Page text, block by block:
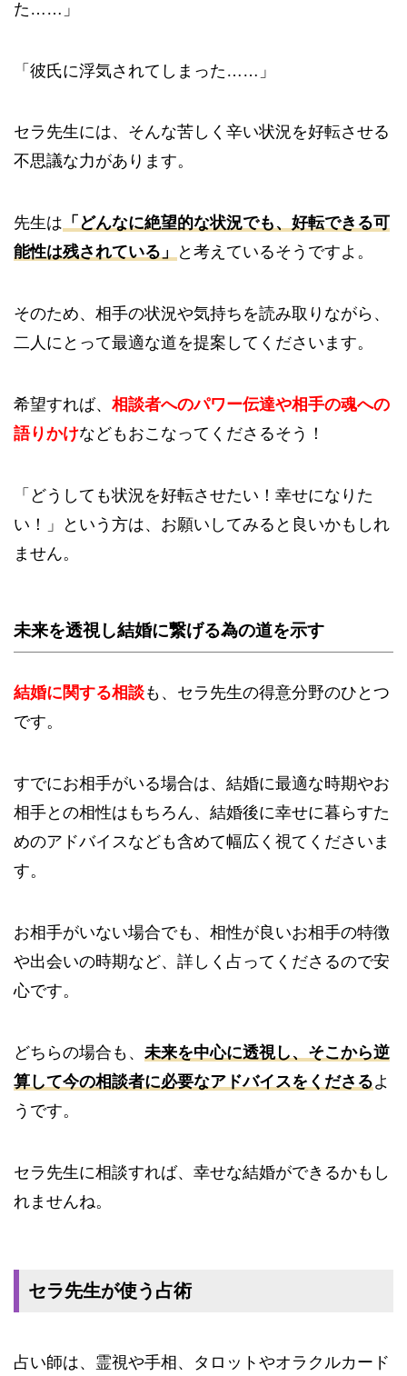
た……」
「彼氏に浮気されてしまった……」
セラ先生には、そんな苦しく辛い状況を好転させる
不思議な力があります。
先生は 「どんなに絶望的な状況でも、好転できる可
能性は残されている」
と考えているそうですよ。
そのため、相手の状況や気持ちを読み取りながら、
二人にとって最適な道を提案してくださいます。
希望すれば、 相談者へのパワー伝達や相手の魂への
語りかけなどもおこなってくださるそう！
「どうしても状況を好転させたい！幸せになりた
い！」という方は、お願いしてみると良いかもしれ
ません。
未来を透視し結婚に繋げる為の道を示す
結婚に関する相談も、セラ先生の得意分野のひとつ
です。
すでにお相手がいる場合は、結婚に最適な時期やお
相手との相性はもちろん、結婚後に幸せに暮らすた
めのアドバイスなども含めて幅広く視てくださいま
す。
お相手がいない場合でも、相性が良いお相手の特徴
や出会いの時期など、詳しく占ってくださるので安
心です。
どちらの場合も、 未来を中心に透視し、そこから逆
算して今の相談者に必要なアドバイスをくださるよ
うです。
セラ先生に相談すれば、幸せな結婚ができるかもし
れませんね。
セラ先生が使う占術
占い師は、霊視や手相、タロットやオラクルカード